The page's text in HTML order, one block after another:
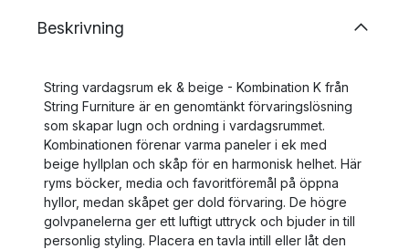
Beskrivning
String vardagsrum ek & beige - Kombination K från
String Furniture är en genomtänkt förvaringslösning
som skapar lugn och ordning i vardagsrummet.
Kombinationen förenar varma paneler i ek med
beige hyllplan och skåp för en harmonisk helhet. Här
ryms böcker, media och favoritföremål på öppna
hyllor, medan skåpet ger dold förvaring. De högre
golvpanelerna ger ett luftigt uttryck och bjuder in till
personlig styling. Placera en tavla intill eller låt den